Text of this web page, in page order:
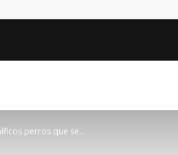
perros que se...